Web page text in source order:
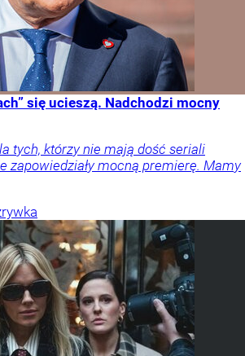
się ucieszą. Nadchodzi mocny
tych, którzy nie mają dość seriali
zapowiedziały mocną premierę. Mamy